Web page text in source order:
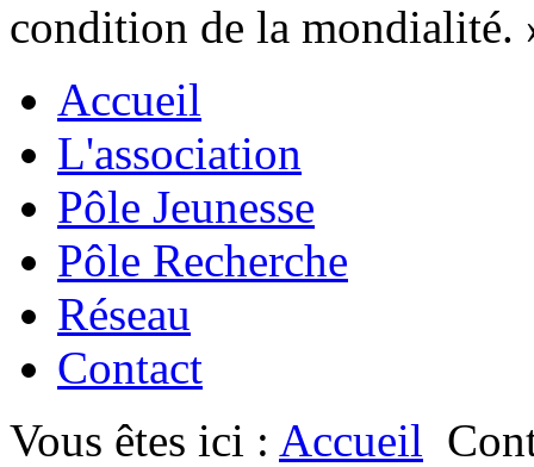
condition de la mondialité.
Accueil
L'association
Pôle Jeunesse
Pôle Recherche
Réseau
Contact
Vous êtes ici : Accueil